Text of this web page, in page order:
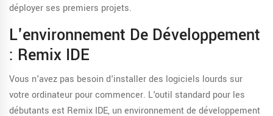
déployer ses premiers projets.
L'environnement De Développement
: Remix IDE
Vous n'avez pas besoin d'installer des logiciels lourds sur
votre ordinateur pour commencer. L'outil standard pour les
débutants est Remix IDE, un environnement de développement